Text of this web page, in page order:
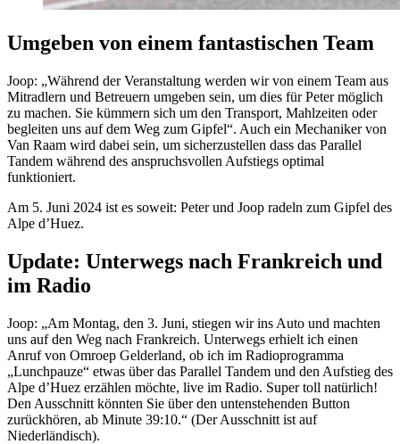
Umgeben von einem fantastischen Team
Joop: „Während der Veranstaltung werden wir von einem Team aus
Mitradlern und Betreuern umgeben sein, um dies für Peter möglich
zu machen. Sie kümmern sich um den Transport, Mahlzeiten oder
begleiten uns auf dem Weg zum Gipfel“. Auch ein Mechaniker von
Van Raam wird dabei sein, um sicherzustellen dass das Parallel
Tandem während des anspruchsvollen Aufstiegs optimal
funktioniert.
Am 5. Juni 2024 ist es soweit: Peter und Joop radeln zum Gipfel des
Alpe d’Huez.
Update: Unterwegs nach Frankreich und
im Radio
Joop: „Am Montag, den 3. Juni, stiegen wir ins Auto und machten
uns auf den Weg nach Frankreich. Unterwegs erhielt ich einen
Anruf von Omroep Gelderland, ob ich im Radioprogramma
„Lunchpauze“ etwas über das Parallel Tandem und den Aufstieg des
Alpe d’Huez erzählen möchte, live im Radio. Super toll natürlich!
Den Ausschnitt könnten Sie über den untenstehenden Button
zurückhören, ab Minute 39:10.“ (Der Ausschnitt ist auf
Niederländisch).